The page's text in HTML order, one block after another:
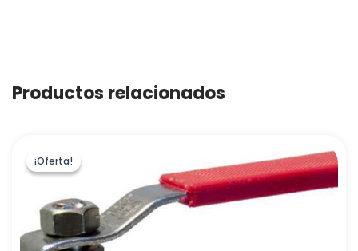
Productos relacionados
¡Oferta!
¡Oferta!